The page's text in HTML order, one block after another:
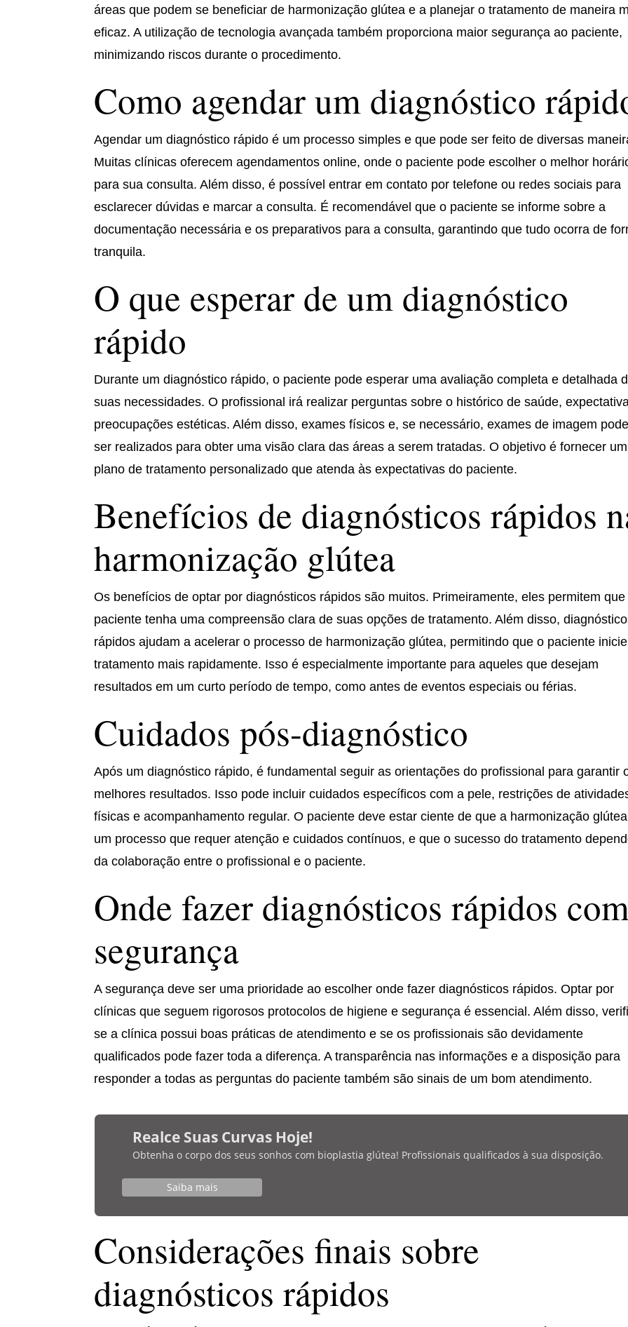
áreas que podem se beneficiar de harmonização glútea e a planejar o tratamento de maneira
eficaz. A utilização de tecnologia avançada também proporciona maior segurança ao paciente,
minimizando riscos durante o procedimento.
Como agendar um diagnóstico
Agendar um diagnóstico rápido é um processo simples e que pode ser feito de diversas
Muitas clínicas oferecem agendamentos online, onde o paciente pode escolher o melhor
para sua consulta. Além disso, é possível entrar em contato por telefone ou redes sociais para
esclarecer dúvidas e marcar a consulta. É recomendável que o paciente se informe sobre a
documentação necessária e os preparativos para a consulta, garantindo que tudo ocorra de
tranquila.
O que esperar de um diagnóstico
rápido
Durante um diagnóstico rápido, o paciente pode esperar uma avaliação completa e detalhada
suas necessidades. O profissional irá realizar perguntas sobre o histórico de saúde,
preocupações estéticas. Além disso, exames físicos e, se necessário, exames de imagem
ser realizados para obter uma visão clara das áreas a serem tratadas. O objetivo é fornecer um
plano de tratamento personalizado que atenda às expectativas do paciente.
Benefícios de diagnósticos rápidos
harmonização glútea
Os benefícios de optar por diagnósticos rápidos são muitos. Primeiramente, eles permitem que
paciente tenha uma compreensão clara de suas opções de tratamento. Além disso,
rápidos ajudam a acelerar o processo de harmonização glútea, permitindo que o paciente
tratamento mais rapidamente. Isso é especialmente importante para aqueles que desejam
resultados em um curto período de tempo, como antes de eventos especiais ou férias.
Cuidados pós-diagnóstico
Após um diagnóstico rápido, é fundamental seguir as orientações do profissional para garantir
melhores resultados. Isso pode incluir cuidados específicos com a pele, restrições de
físicas e acompanhamento regular. O paciente deve estar ciente de que a harmonização
um processo que requer atenção e cuidados contínuos, e que o sucesso do tratamento
da colaboração entre o profissional e o paciente.
Onde fazer diagnósticos rápidos
segurança
A segurança deve ser uma prioridade ao escolher onde fazer diagnósticos rápidos. Optar por
clínicas que seguem rigorosos protocolos de higiene e segurança é essencial. Além disso,
se a clínica possui boas práticas de atendimento e se os profissionais são devidamente
qualificados pode fazer toda a diferença. A transparência nas informações e a disposição para
responder a todas as perguntas do paciente também são sinais de um bom atendimento.
Realce Suas Curvas Hoje!
Obtenha o corpo dos seus sonhos com bioplastia glútea! Profissionais qualificados à sua disposição.
Saiba mais
Considerações finais sobre
diagnósticos rápidos